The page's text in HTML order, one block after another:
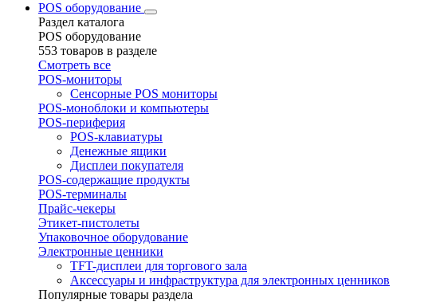
POS оборудование
Раздел каталога
POS оборудование
553 товаров в разделе
Смотреть все
POS-мониторы
Сенсорные POS мониторы
POS-моноблоки и компьютеры
POS-периферия
POS-клавиатуры
Денежные ящики
Дисплеи покупателя
POS-содержащие продукты
POS-терминалы
Прайс-чекеры
Этикет-пистолеты
Упаковочное оборудование
Электронные ценники
TFT-дисплеи для торгового зала
Аксессуары и инфраструктура для электронных ценников
Популярные товары раздела